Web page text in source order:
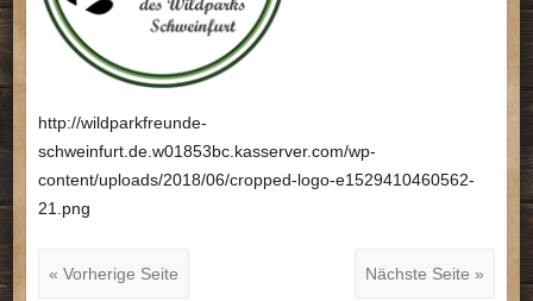
http://wildparkfreunde-
schweinfurt.de.w01853bc.kasserver.com/wp-
content/uploads/2018/06/cropped-logo-e1529410460562-
21.png
« Vorherige Seite Nächste Seite »